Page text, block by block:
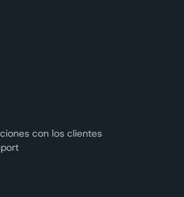
con los clientes